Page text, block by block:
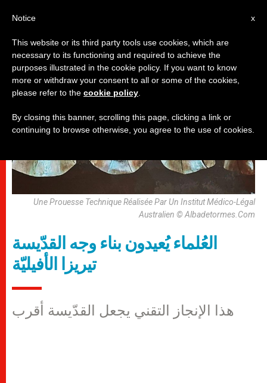
قديسون وطوباويون
Une Prouesse Technique Réalisée Par Un Institut Médico-Légal
Australien © Albadetormes.Com
العُلماء يُعيدون بناء وجه القدّيسة
تيريزا الأفيليّة
هذا الإنجاز التقني يجعل القدّيسة أقرب
x
Notice
This website or its third party tools use cookies, which are
necessary to its functioning and required to achieve the
purposes illustrated in the cookie policy. If you want to know
more or withdraw your consent to all or some of the cookies,
please refer to the cookie policy
By closing this banner, scrolling this page, clicking a link or
continuing to browse otherwise, you agree to the use of cookies.